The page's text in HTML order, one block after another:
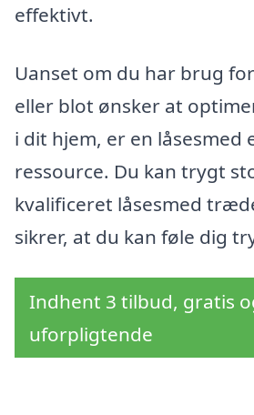
effektivt.
Uanset om du har brug
eller blot ønsker at
i dit hjem, er en låsesmed
ressource. Du kan trygt
kvalificeret låsesmed
sikrer, at du kan føle dig
Indhent 3 tilbud, gratis
uforpligtende